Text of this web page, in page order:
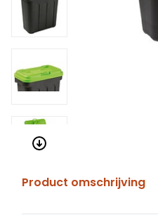
Product omschrijving